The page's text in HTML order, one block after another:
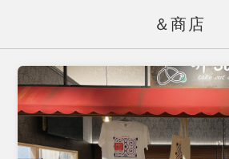
＆商店